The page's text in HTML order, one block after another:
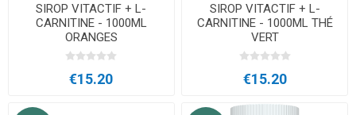
SIROP VITACTIF + L-
CARNITINE - 1000ML
ORANGES
€15.20
SIROP VITACTIF + L-
CARNITINE - 1000ML THÉ
VERT
€15.20